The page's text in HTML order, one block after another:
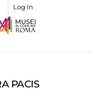
Log In
PACIS